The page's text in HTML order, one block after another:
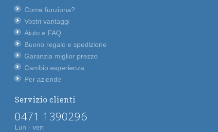
Come funziona?
Vostri vantaggi
Aiuto e FAQ
Buono regalo e spedizione
Garanzia miglior prezzo
Cambio esperienza
Per aziende
Servizio clienti
0471 1390296
Lun - ven